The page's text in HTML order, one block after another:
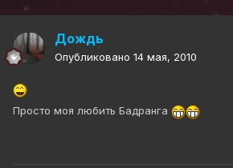
Дождь
Опубликовано 14 мая, 2010
Просто моя любить Бадранга